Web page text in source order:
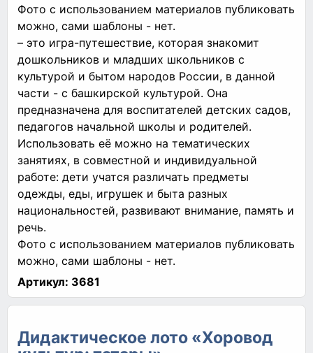
Фото с использованием материалов публиковать
можно, сами шаблоны - нет.
– это игра-путешествие, которая знакомит
дошкольников и младших школьников с
культурой и бытом народов России, в данной
части - с башкирской культурой. Она
предназначена для воспитателей детских садов,
педагогов начальной школы и родителей.
Использовать её можно на тематических
занятиях, в совместной и индивидуальной
работе: дети учатся различать предметы
одежды, еды, игрушек и быта разных
национальностей, развивают внимание, память и
речь.
Фото с использованием материалов публиковать
можно, сами шаблоны - нет.
Артикул: 3681
Дидактическое лото «Хоровод